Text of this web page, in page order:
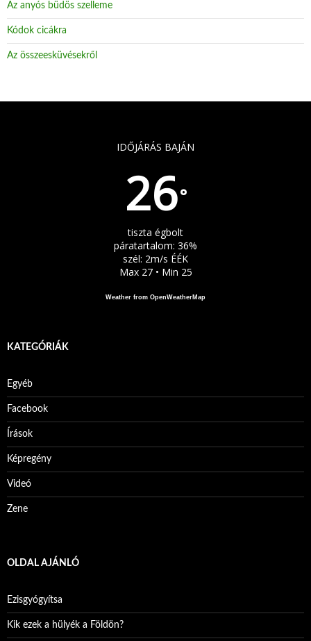
Az anyós büdös szelleme
Kódok cicákra
Az összeesküvésekről
IDŐJÁRÁS BAJÁN
26°
tiszta égbolt
páratartalom: 36%
szél: 2m/s ÉÉK
Max 27 • Min 25
Weather from OpenWeatherMap
KATEGÓRIÁK
Egyéb
Facebook
Írások
Képregény
Videó
Zene
OLDAL AJÁNLÓ
Ezisgyógyítsa
Kik ezek a hülyék a Földön?